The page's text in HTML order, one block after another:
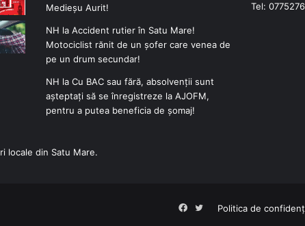
Medieșu Aurit!
NH la Accident rutier în Satu Mare!
Motociclist rănit de un șofer care venea de
pe un drum secundar!
NH la Cu BAC sau fără, absolvenții sunt
așteptați să se înregistreze la AJOFM,
pentru a putea beneficia de șomaj!
Tel:
locale din Satu Mare.
Politica de
Facebook
Twitter